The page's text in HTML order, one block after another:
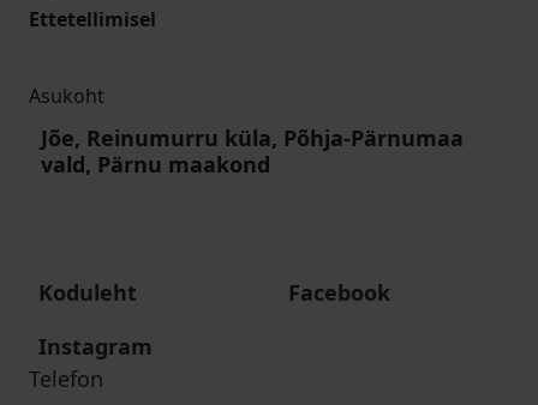
Ettetellimisel
Asukoht
Jõe, Reinumurru küla, Põhja-Pärnumaa
vald, Pärnu maakond
Koduleht
Facebook
Instagram
Telefon